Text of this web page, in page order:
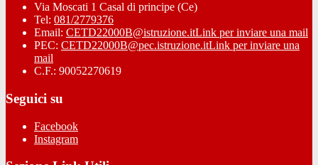
Via Moscati 1 Casal di principe (Ce)
Tel: 081/2779376
Email: CETD22000B@istruzione.itLink per inviare una mail
PEC: CETD22000B@pec.istruzione.itLink per inviare una
mail
C.F.: 90052270619
Seguici su
Facebook
Instagram